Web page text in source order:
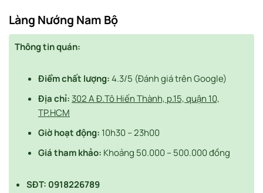
Làng Nướng Nam Bộ
Thông tin quán:
Điểm chất lượng:4.3/5 (Đánh giá trên Google)
Địa chỉ: 302 A Đ.Tô Hiến Thành, p.15, quận 10,
TP.HCM
Giờ hoạt động: 10h30 – 23h00
Giá tham khảo: Khoảng 50.000 – 500.000 đồng
SĐT: 0918226789